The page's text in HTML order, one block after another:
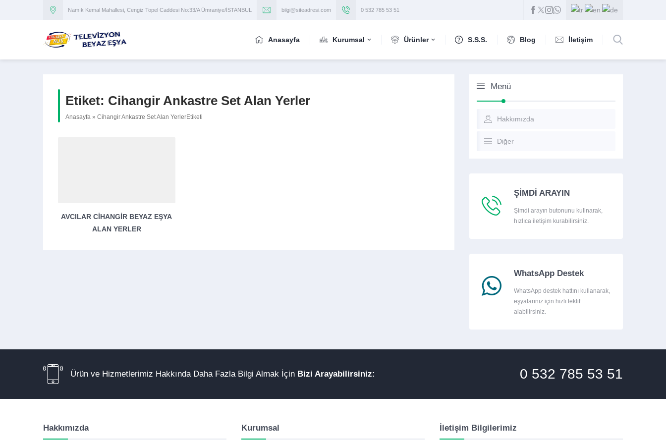
Namık Kemal Mahallesi, Cengiz Topel Caddesi No:33/A Ümraniye/İSTANBUL bilgi@siteadresi.com 0 532 785 53 51
Anasayfa Kurumsal Ürünler S.S.S. Blog İletişim
Etiket: Cihangir Ankastre Set Alan Yerler
Anasayfa » Cihangir Ankastre Set Alan YerlerEtiketi
AVCILAR CIHANGIR BEYAZ EŞYA
ALAN YERLER
Menü
Hakkımızda
Diğer
ŞİMDİ ARAYIN
Şimdi arayın butonunu kullnarak,
hızlıca iletişim kurabilirsiniz.
WhatsApp Destek
WhatsApp destek hattını kullanarak,
eşyalarınız için hızlı teklif
alabilirsiniz.
Ürün ve Hizmetlerimiz Hakkında Daha Fazla Bilgi Almak İçin Bizi Arayabilirsiniz: 0 532 785 53 51
Hakkımızda Kurumsal İletişim Bilgilerimiz